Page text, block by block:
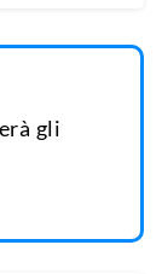
gli